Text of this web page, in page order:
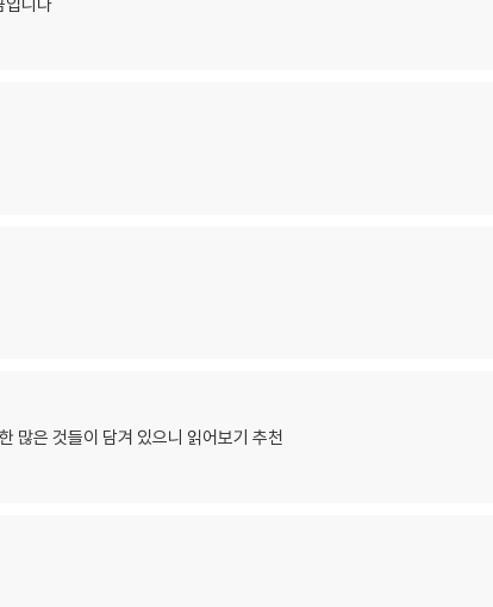
많은 것들이 담겨 있으니 읽어보기 추천